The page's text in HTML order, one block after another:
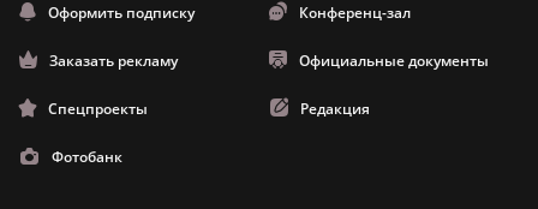
Оформить подписку Конференц-зал
Заказать рекламу Официальные документы
Спецпроекты Редакция
Фотобанк